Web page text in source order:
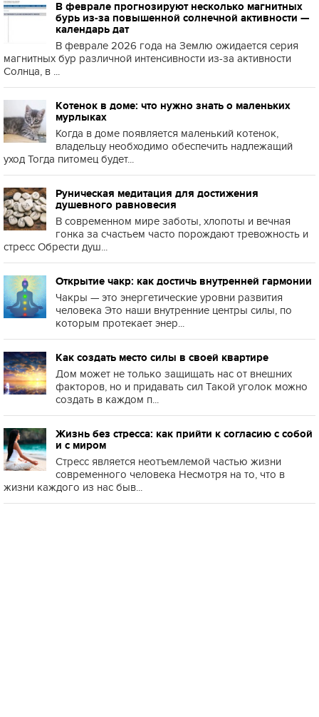
В феврале прогнозируют несколько магнитных
бурь из-за повышенной солнечной активности —
календарь дат
В феврале 2026 года на Землю ожидается серия
магнитных бур различной интенсивности из-за активности
Солнца, в ...
Котенок в доме: что нужно знать о маленьких
мурлыках
Когда в доме появляется маленький котенок,
владельцу необходимо обеспечить надлежащий
уход Тогда питомец будет...
Руническая медитация для достижения
душевного равновесия
В современном мире заботы, хлопоты и вечная
гонка за счастьем часто порождают тревожность и
стресс Обрести душ...
Открытие чакр: как достичь внутренней гармонии
Чакры — это энергетические уровни развития
человека Это наши внутренние центры силы, по
которым протекает энер...
Как создать место силы в своей квартире
Дом может не только защищать нас от внешних
факторов, но и придавать сил Такой уголок можно
создать в каждом п...
Жизнь без стресса: как прийти к согласию с собой
и с миром
Стресс является неотъемлемой частью жизни
современного человека Несмотря на то, что в
жизни каждого из нас быв...